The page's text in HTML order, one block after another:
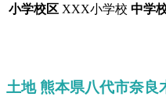
小学校区 XXX小学校 中学
土地 熊本県八代市奈良